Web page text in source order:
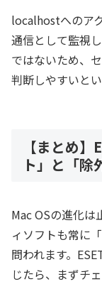
localhostへのア
通信として監視
ではないため、
判断しやすいと
【まとめ
ト」と「除
Mac OSの進化
ィソフトも常に
問われます。
じたら、まずチ